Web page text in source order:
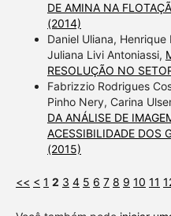
DE AMINA NA
(2014)
Daniel Uliana,
Juliana Livi Antoniassi,
RESOLUÇÃO NO
Fabrizzio Rodrigues
Pinho Nery, Carina
DA ANÁLISE DE
ACESSIBILIDADE DOS
(2015)
<< < 1 2 3 4 5 6 7 8 9 10 11